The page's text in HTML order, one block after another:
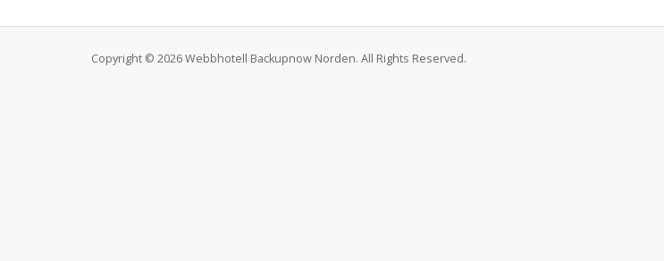
Copyright © 2026 Webbhotell Backupnow Norden. All Rights Reserved.